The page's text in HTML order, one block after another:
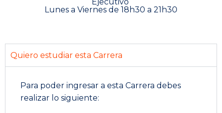
Ejecutivo
Lunes a Viernes de 18h30 a 21h30
Quiero estudiar esta Carrera
Para poder ingresar a esta Carrera debes
realizar lo siguiente: